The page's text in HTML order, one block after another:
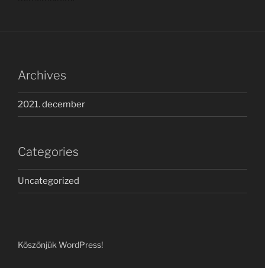
Archives
2021. december
Categories
Uncategorized
Köszönjük WordPress!